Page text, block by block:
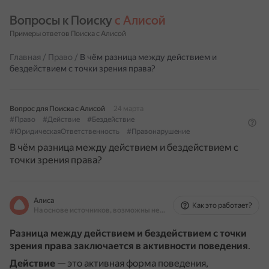
Вопросы к Поиску с Алисой
Примеры ответов Поиска с Алисой
Главная / Право / В чём разница между действием и
бездействием с точки зрения права?
Вопрос для Поиска с Алисой
24 марта
#Право
#Действие
#Бездействие
#ЮридическаяОтветственность
#Правонарушение
В чём разница между действием и бездействием с
точки зрения права?
Алиса
На основе источников, возможны неточности
Как это работает?
Разница между действием и бездействием с точки
зрения права заключается в активности поведения.
Действие — это активная форма поведения,